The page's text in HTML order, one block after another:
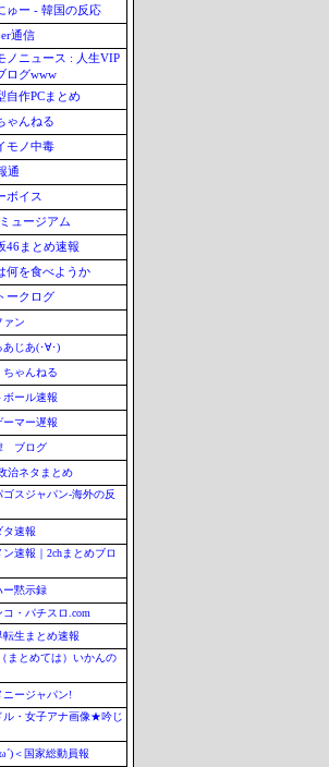
ゅー - 韓国の反応
通信
ノニュース : 人生VIP
ログwww
自作PCまとめ
ゃんねる
モノ中毒
通
ボイス
ュージアム
46まとめ速報
何を食べようか
ークログ
ァン
あじあ(･∀･)
ちゃんねる
ボール速報
ーマー遅報
ブログ
治ネタまとめ
ゴスジャパン-海外の反
タ速報
ン速報｜2chまとめブロ
ー黙示録
コ・パチスロ.com
転生まとめ速報
まとめては）いかんの
ニージャパン!
ル・女子アナ画像★吟じ
＜国家総動員報